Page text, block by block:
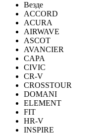
Везде
ACCORD
ACURA
AIRWAVE
ASCOT
AVANCIER
CAPA
CIVIC
CR-V
CROSSTOUR
DOMANI
ELEMENT
FIT
HR-V
INSPIRE